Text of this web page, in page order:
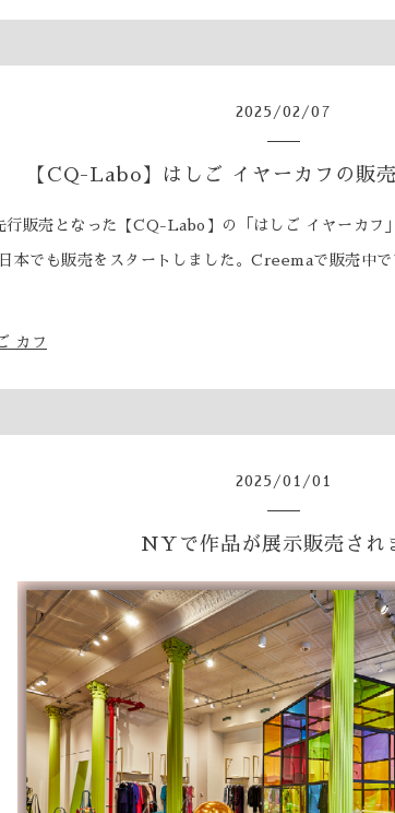
2025 /02 /07
【CQ-Labo】はしご イヤーカフの販
販売となった【CQ-Labo】の「はしご イヤーカフ
本でも販売をスタートしました。Creemaで販売中で
2025 /01 /01
NYで作品が展示販売され